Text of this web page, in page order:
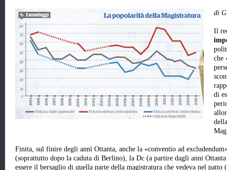
di
Il
che
di
Finita, sul finire degli anni Ottanta, anche la «conventio ad
(soprattutto dopo la caduta di Berlino), la Dc (a partire dagli anni
essere il bersaglio di quella parte della magistratura che vedeva nel